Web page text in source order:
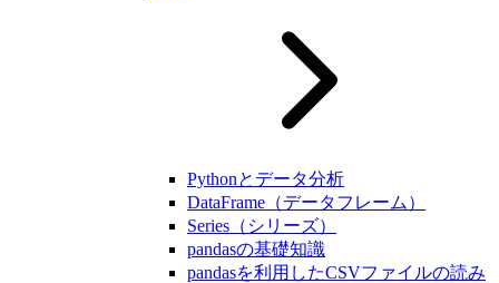
Pythonとデータ分析
DataFrame（データフレーム）
Series（シリーズ）
pandasの基礎知識
pandasを利用したCSVファイルの読み